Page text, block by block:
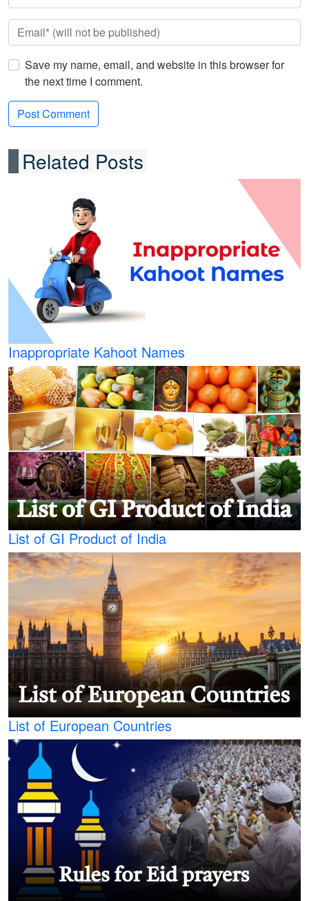
Save my name, email, and website in this browser for
the next time I comment.
Related Posts
Inappropriate Kahoot Names
List of GI Product of India
List of European Countries